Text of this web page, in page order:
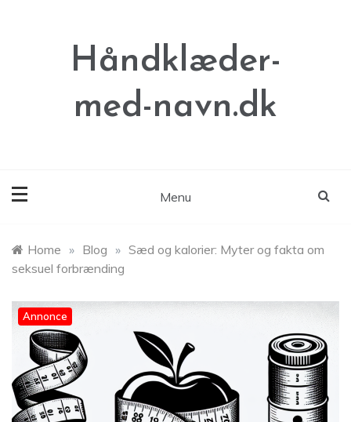
Håndklæder-
med-navn.dk
Menu
Home » Blog » Sæd og kalorier: Myter og fakta om
seksuel forbrænding
Annonce